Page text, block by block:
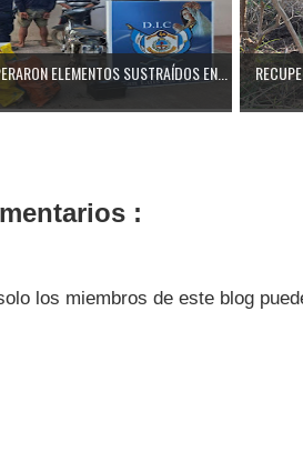
ELEMENTOS SUSTRAÍDOS EN...
:
los miembros de este blog